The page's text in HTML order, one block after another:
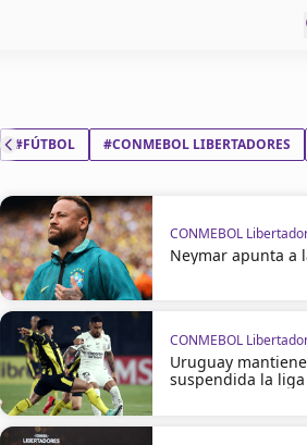
#FÚTBOL #CONMEBOL LIBERTADORES
CONMEBOL
Neymar apunta a
CONMEBOL
Uruguay mantiene
suspendida la liga